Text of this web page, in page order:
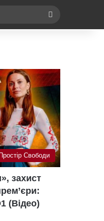
Свободи
захист
(Відео)